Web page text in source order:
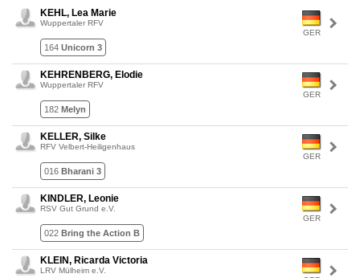
GER
KEHL, Lea Marie
Wuppertaler RFV
164 Unicorn 3
GER
KEHRENBERG, Elodie
Wuppertaler RFV
182 Melyn
GER
KELLER, Silke
RFV Velbert-Heiligenhaus
016 Bharani 3
GER
KINDLER, Leonie
RSV Gut Grund e.V.
022 Bring the Action B
KLEIN, Ricarda Victoria
LRV Mülheim e.V.